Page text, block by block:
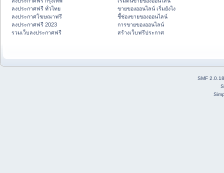
ลงประกาศฟรี ทั่วไทย
ลงประกาศโฆษณาฟรี
ลงประกาศฟรี 2023
รวมเว็บลงประกาศฟรี
ขายของออนไลน์ เริ่มยังไง
ชี้ช่องขายของออนไลน์
การขายของออนไลน์
สร้างเว็บฟรีประกาศ
SMF 2.0.18